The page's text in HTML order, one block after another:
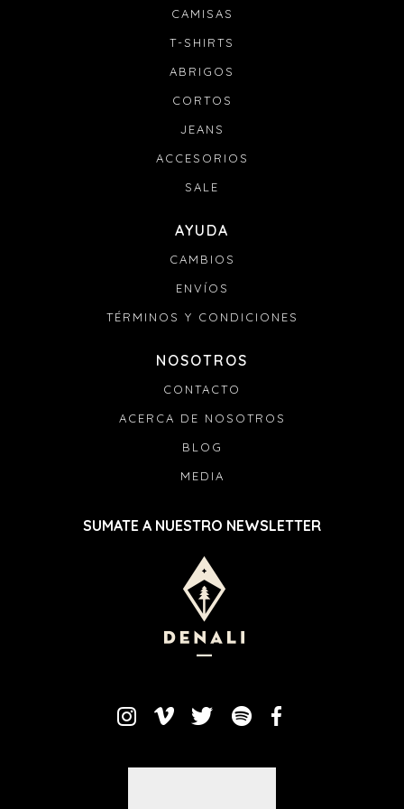
CAMISAS
T-SHIRTS
ABRIGOS
CORTOS
JEANS
ACCESORIOS
SALE
AYUDA
CAMBIOS
ENVÍOS
TÉRMINOS Y CONDICIONES
NOSOTROS
CONTACTO
ACERCA DE NOSOTROS
BLOG
MEDIA
SUMATE A NUESTRO NEWSLETTER